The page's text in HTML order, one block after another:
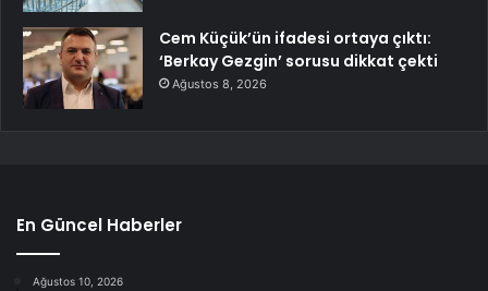
Cem Küçük’ün ifadesi ortaya çıktı:
‘Berkay Gezgin’ sorusu dikkat çekti
Ağustos 8, 2026
En Güncel Haberler
Ağustos 10, 2026